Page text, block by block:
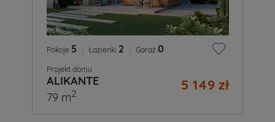
Pokoje 5 Łazienki 2 Garaż 0
Projekt domu
ALIKANTE 5 149 zł
79 m2